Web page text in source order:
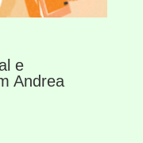
e
Andrea